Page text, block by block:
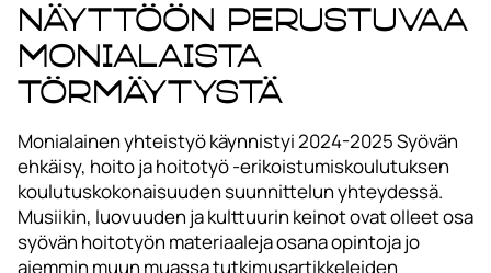
Näyttöön perustuvaa
monialaista
törmäytystä
Monialainen yhteistyö käynnistyi 2024-2025 Syövän
ehkäisy, hoito ja hoitotyö -erikoistumiskoulutuksen
koulutuskokonaisuuden suunnittelun yhteydessä.
Musiikin, luovuuden ja kulttuurin keinot ovat olleet osa
syövän hoitotyön materiaaleja osana opintoja jo
aiemmin muun muassa tutkimusartikkeleiden